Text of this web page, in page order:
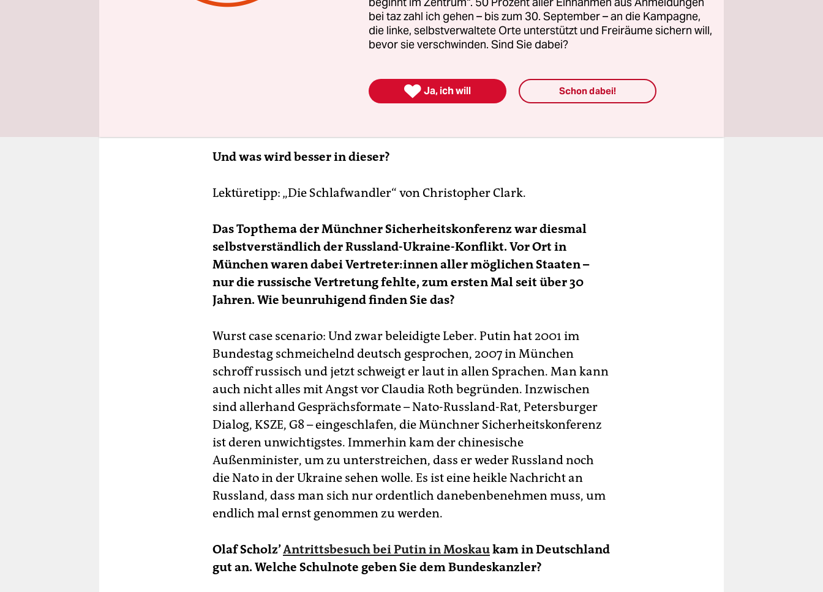
Und was wird besser in dieser?
Lektüretipp: „Die Schlafwandler“ von Christopher Clark.
Das Topthema der Münchner Sicherheitskonferenz war diesmal
selbstverständlich der Russland-Ukraine-Konflikt. Vor Ort in
München waren dabei Vertrete­r:innen aller möglichen Staaten –
nur die russische Vertretung fehlte, zum ersten Mal seit über 30
Jahren. Wie beunruhigend finden Sie das?
Wurst case scenario: Und zwar beleidigte Leber. Putin hat 2001 im
Bundestag schmeichelnd deutsch gesprochen, 2007 in München
schroff russisch und jetzt schweigt er laut in allen Sprachen. Man kann
auch nicht alles mit Angst vor Claudia Roth begründen. Inzwischen
sind allerhand Gesprächsformate – Nato-Russland-Rat, Petersburger
Dialog, KSZE, G8 – eingeschlafen, die Münchner Sicherheitskonferenz
ist deren unwichtigstes. Immerhin kam der chinesische
Außenminister, um zu unterstreichen, dass er weder Russland noch
die Nato in der Ukraine sehen wolle. Es ist eine heikle Nachricht an
Russland, dass man sich nur ordentlich danebenbenehmen muss, um
endlich mal ernst genommen zu werden.
Olaf Scholz’Antrittsbesuch bei Putin in Moskaukam in Deutschland
gut an. Welche Schulnote geben Sie dem Bundeskanzler?
bei taz zahl ich gehen – bis zum 30. September – an die Kampagne,
die linke, selbstverwaltete Orte unterstützt und Freiräume sichern will,
bevor sie verschwinden. Sind Sie dabei?
 Ja, ich will Schon dabei!